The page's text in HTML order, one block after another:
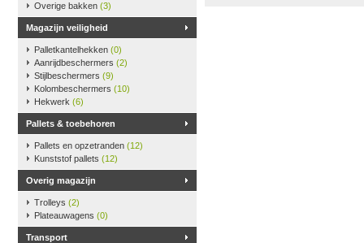
Overige bakken (3)
Magazijn veiligheid
Palletkantelhekken (0)
Aanrijdbeschermers (2)
Stijlbeschermers (9)
Kolombeschermers (10)
Hekwerk (6)
Pallets & toebehoren
Pallets en opzetranden (12)
Kunststof pallets (12)
Overig magazijn
Trolleys (2)
Plateauwagens (0)
Transport